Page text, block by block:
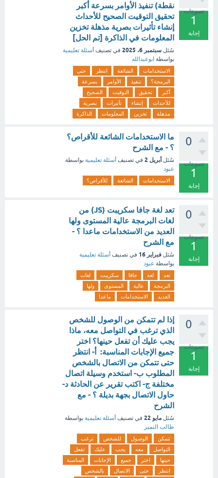
تصويتات
1
إجابة
نقطة) تنفيذ الأوامر بسرعة أكبر
تحقيق التوقيت الصحيح للأحداث
إنشاء تأثيرات بصرية مذهلة تخزين
المعلومات في الذاكرة [تم الحل]
سُئل سبتمبر 6، 2025 في تصنيف أسئلة تعليمية
بواسطة ابوعبدالله
الاستخدامات الشائعة انتظر
حتى
البرمجة؟
تنفيذ الأوامر
بسرعة
أكبر
تحقيق التوقيت
الصحيح
للأحداث
إنشاء تأثيرات
بصرية
مذهلة
تخزين المعلومات الذاكرة
0
تصويتات
1
إجابة
ما الاستخدامات الشائعة للأقراص؟
؟ - مع الشرح
سُئل أبريل 2 في تصنيف أسئلة تعليمية بواسطة
عبود
الاستخدامات الشائعة للأقراص؟
0
تصويتات
1
إجابة
تعد لغة جافا سكريبت (JS) من
لغات البرمجة عالية المستوى ولها
العديد من الاستخدامات ماعدا ؟ -
مع الشرح
سُئل فبراير 16 في تصنيف أسئلة تعليمية
بواسطة عبود
تعد لغة جافا سكريبت
لغات
البرمجة
عالية المستوى
ولها
العديد
الاستخدامات ماعدا
0
تصويتات
1
إجابة
إذا لم تتمكن من الوصول للشخص
الذي ترغب في التواصل معه، ماذا
يجب عليك أن تفعل حينها؟ اختر
جميع الإجابات المناسبة: أ- انتظر
حتى تتمكن من الاتصال بالشخص
المطلوب ب- استخدم وسيلة اتصال
مختلفة ج- اكتب تقرير عن الحادثة د-
حاول الاتصال بجهة بديلة ؟ - مع
الشرح
سُئل مايو 22 في تصنيف أسئلة تعليمية بواسطة
طالب التميز
تتمكن الوصول للشخص
ترغب
التواصل
معه يجب عليك
تفعل
حينها
اختر جميع الإجابات
المناسبة
انتظر
حتى الاتصال
بالشخص